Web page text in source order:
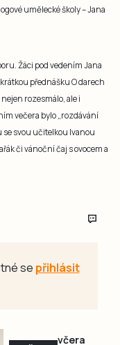
umělecké školy – Jana
Žáci pod vedením Jana
přednášku O darech
rozesmálo, ale i
večera bylo „rozdávání
se svou učitelkou Ivanou
či vánoční čaj s ovocem a
se přihlásit
včera